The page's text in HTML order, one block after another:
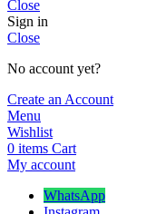
Close
Sign in
Close
No account yet?
Create an Account
Menu
Wishlist
0 items Cart
My account
WhatsApp